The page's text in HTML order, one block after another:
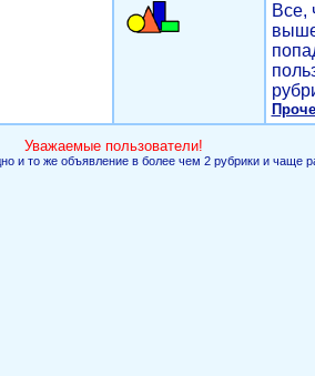
Все,
Уважаемые пользователи!
и то же объявление в более чем 2 рубрики и чаще